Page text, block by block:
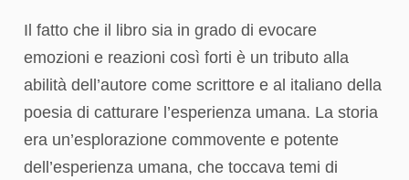
Il fatto che il libro sia in grado di evocare
emozioni e reazioni così forti è un tributo alla
abilità dell’autore come scrittore e al italiano della
poesia di catturare l’esperienza umana. La storia
era un’esplorazione commovente e potente
dell’esperienza umana, che toccava temi di